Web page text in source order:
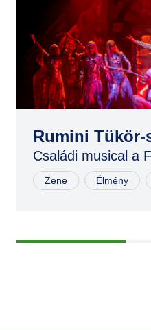
Rumini Tükör-
Családi musical a
Zene Élmény